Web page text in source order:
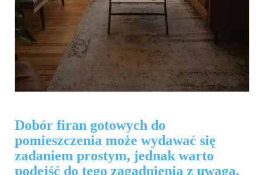
Dobór firan gotowych do
pomieszczenia może wydawać się
zadaniem prostym, jednak warto
podejść do tego zagadnienia z uwagą,